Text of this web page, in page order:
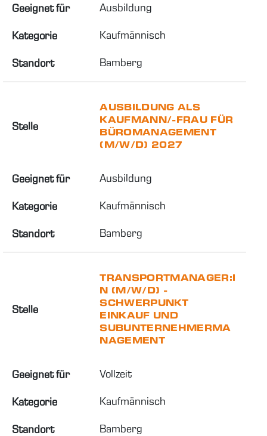
Geeignet für Ausbildung
Kategorie Kaufmännisch
Standort Bamberg
Stelle
AUSBILDUNG ALS
KAUFMANN/-FRAU FÜR
BÜROMANAGEMENT
(M/W/D) 2027
Geeignet für Ausbildung
Kategorie Kaufmännisch
Standort Bamberg
Stelle
TRANSPORTMANAGER:I
N (M/W/D) -
SCHWERPUNKT
EINKAUF UND
SUBUNTERNEHMERMA
NAGEMENT
Geeignet für Vollzeit
Kategorie Kaufmännisch
Standort Bamberg